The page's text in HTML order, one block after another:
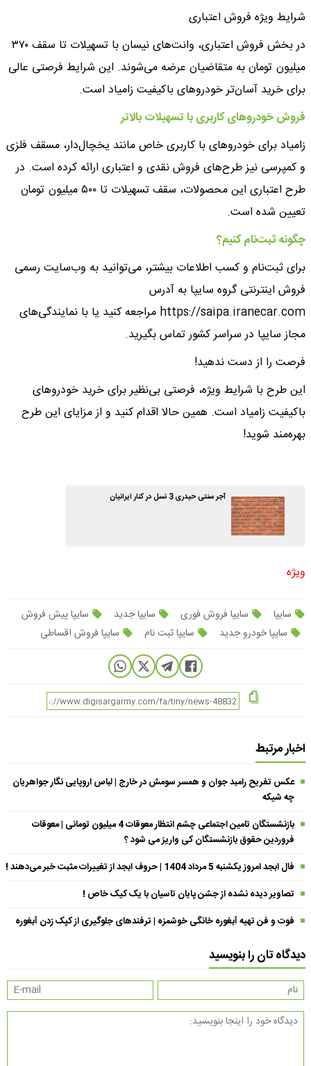
شرایط ویژه فروش اعتباری
در بخش فروش اعتباری، وانت‌های نیسان با تسهیلات تا سقف ۳۷۰
میلیون تومان به متقاضیان عرضه می‌شوند. این شرایط فرصتی عالی
برای خرید آسان‌تر خودروهای باکیفیت زامیاد است.
فروش خودروهای کاربری با تسهیلات بالاتر
زامیاد برای خودروهای با کاربری خاص مانند یخچال‌دار، مسقف فلزی
و کمپرسی نیز طرح‌های فروش نقدی و اعتباری ارائه کرده است. در
طرح اعتباری این محصولات، سقف تسهیلات تا ۵۰۰ میلیون تومان
تعیین شده است.
چگونه ثبت‌نام کنیم؟
برای ثبت‌نام و کسب اطلاعات بیشتر، می‌توانید به وب‌سایت رسمی
فروش اینترنتی گروه سایپا به آدرس
https://saipa.iranecar.com مراجعه کنید یا با نمایندگی‌های
مجاز سایپا در سراسر کشور تماس بگیرید.
فرصت را از دست ندهید!
این طرح با شرایط ویژه، فرصتی بی‌نظیر برای خرید خودروهای
باکیفیت زامیاد است. همین حالا اقدام کنید و از مزایای این طرح
بهره‌مند شوید!
آجر سنتی حیدری 3 نسل در کنار ایرانیان
ویژه
سایپا سایپا فروش فوری سایپا جدید
سایپا پیش فروش
سایپا خودرو جدید
سایپا ثبت نام سایپا فروش اقساطی
اخبار مرتبط
عکس تفریح رامبد جوان و همسر سومش در خارج | لباس اروپایی نگار جواهریان
چه شیکه
بازنشستگان تامین اجتماعی چشم انتظار معوقات 4 میلیون تومانی | معوقات
فروردین حقوق بازنشستگان کی واریز می شود ؟
فال ابجد امروز یکشنبه 5 مرداد 1404 | حروف ابجد از تغییرات مثبت خبر می‌دهند !
تصاویر دیده نشده از جشن پایان تاسیان با یک کیک خاص !
فوت و فن تهیه آبغوره خانگی خوشمزه | ترفندهای جلوگیری از کپک زدن آبغوره
دیدگاه تان را بنویسید